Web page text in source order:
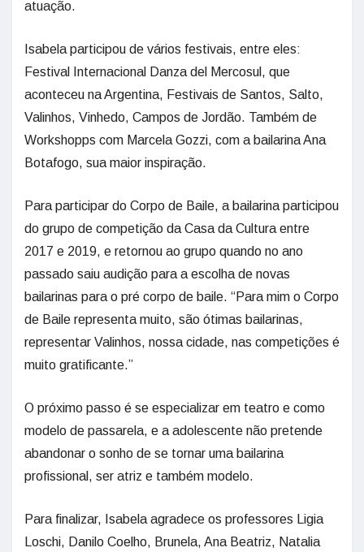
atuação.
Isabela participou de vários festivais, entre eles:
Festival Internacional Danza del Mercosul, que
aconteceu na Argentina, Festivais de Santos, Salto,
Valinhos, Vinhedo, Campos de Jordão. Também de
Workshopps com Marcela Gozzi, com a bailarina Ana
Botafogo, sua maior inspiração.
Para participar do Corpo de Baile, a bailarina participou
do grupo de competição da Casa da Cultura entre
2017 e 2019, e retornou ao grupo quando no ano
passado saiu audição para a escolha de novas
bailarinas para o pré corpo de baile. “Para mim o Corpo
de Baile representa muito, são ótimas bailarinas,
representar Valinhos, nossa cidade, nas competições é
muito gratificante.”
O próximo passo é se especializar em teatro e como
modelo de passarela, e a adolescente não pretende
abandonar o sonho de se tornar uma bailarina
profissional, ser atriz e também modelo.
Para finalizar, Isabela agradece os professores Ligia
Loschi, Danilo Coelho, Brunela, Ana Beatriz, Natalia